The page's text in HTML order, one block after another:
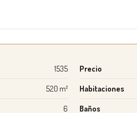
1535 Precio
520 m² Habitaciones
6 Baños